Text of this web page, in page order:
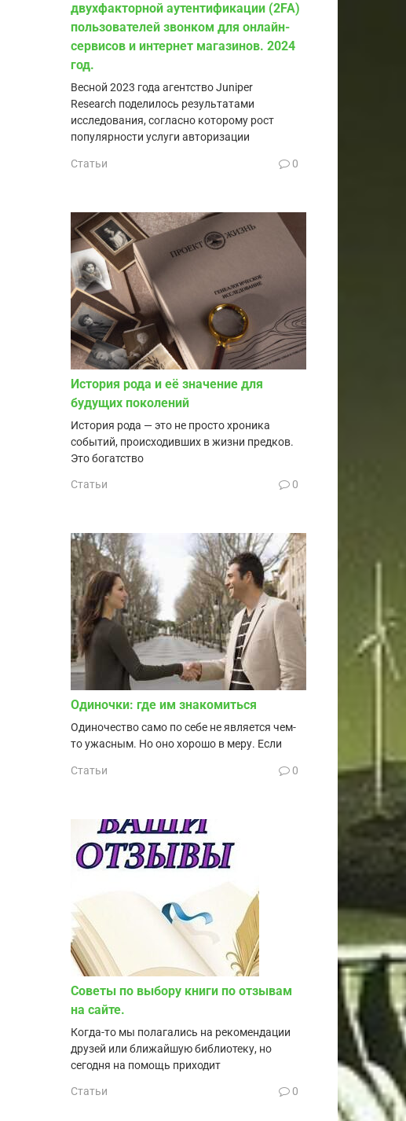
двухфакторной аутентификации (2FA)
пользователей звонком для онлайн-
сервисов и интернет магазинов. 2024
год.
Весной 2023 года агентство Juniper
Research поделилось результатами
исследования, согласно которому рост
популярности услуги авторизации
Статьи 0
История рода и её значение для
будущих поколений
История рода — это не просто хроника
событий, происходивших в жизни предков.
Это богатство
Статьи 0
Одиночки: где им знакомиться
Одиночество само по себе не является чем-
то ужасным. Но оно хорошо в меру. Если
Статьи 0
Советы по выбору книги по отзывам
на сайте.
Когда-то мы полагались на рекомендации
друзей или ближайшую библиотеку, но
сегодня на помощь приходит
Статьи 0